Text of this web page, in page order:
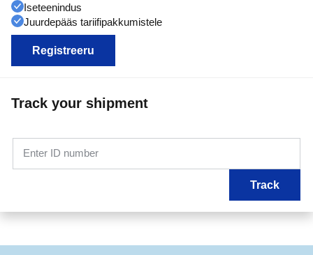
Iseteenindus
Juurdepääs tariifipakkumistele
Registreeru
Track your shipment
Enter ID number
Track